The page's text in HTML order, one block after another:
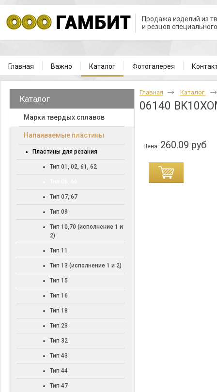
Продажа изделий из
и резцов
Главная Важно Каталог Фотогалерея
Каталог
Марки твердых сплавов
Напаиваемые пластины
Пластины для резания
Тип 01, 02, 61, 62
Тип 07, 67
Тип 09
Тип 10,70 (исполнение 1 и
2)
Тип 11
Тип 13 (исполнение 1 и 2)
Тип 15
Тип 16
Тип 18
Тип 23
Тип 32
Тип 43
Тип 44
Тип 47
Главная Каталог
06140
Цена: 260.09 руб